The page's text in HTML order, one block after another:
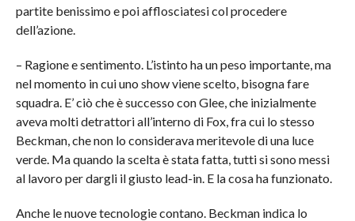
partite benissimo e poi afflosciatesi col procedere
dell’azione.
– Ragione e sentimento. L’istinto ha un peso importante, ma
nel momento in cui uno show viene scelto, bisogna fare
squadra. E’ ciò che è successo con Glee, che inizialmente
aveva molti detrattori all’interno di Fox, fra cui lo stesso
Beckman, che non lo considerava meritevole di una luce
verde. Ma quando la scelta è stata fatta, tutti si sono messi
al lavoro per dargli il giusto lead-in. E la cosa ha funzionato.
Anche le nuove tecnologie contano. Beckman indica lo